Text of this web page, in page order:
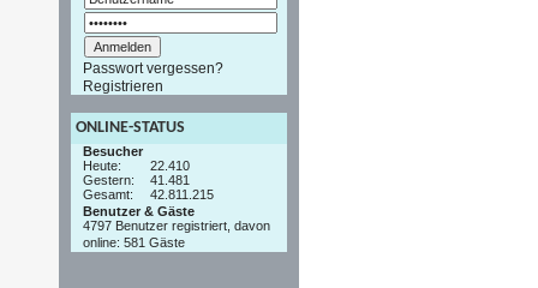
Passwort vergessen?
Registrieren
ONLINE-STATUS
Besucher
Heute:
22.410
Gestern:
41.481
Gesamt:
42.811.215
Benutzer & Gäste
4797 Benutzer registriert, davon
online: 581 Gäste